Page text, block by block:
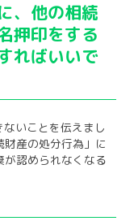
、他の相続
押印をする
ればいいで
いことを伝えまし
産の処分行為」に
認められなくなる